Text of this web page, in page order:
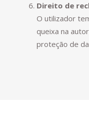
Direito de
O utilizador
queixa na
proteção de